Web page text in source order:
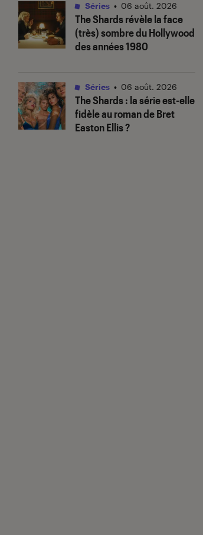
The Shardsrévèle la face
(très) sombre du Hollywood
des années 1980
Séries • 06 août. 2026
The Shards: la série est-elle
fidèle au roman de Bret
Easton Ellis ?
Séries • 06 août. 2026